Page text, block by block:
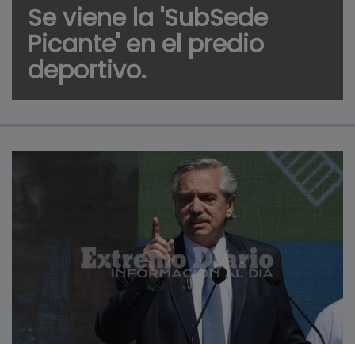
Se viene la 'SubSede
Picante' en el predio
deportivo.